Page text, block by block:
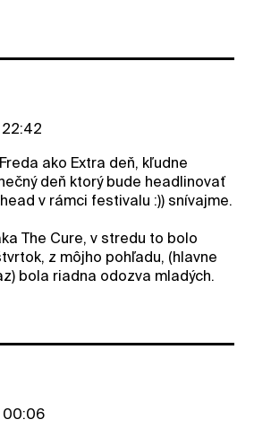
22:42
ako Extra deň, kľudne
deň ktorý bude headlinovať
v rámci festivalu :)) snívajme.
The Cure, v stredu to bolo
z môjho pohľadu, (hlavne
bola riadna odozva mladých.
00:06